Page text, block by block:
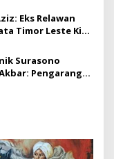
Eks Relawan
Timor Leste Kini
Surasono
Pengarang
Spiritualnya